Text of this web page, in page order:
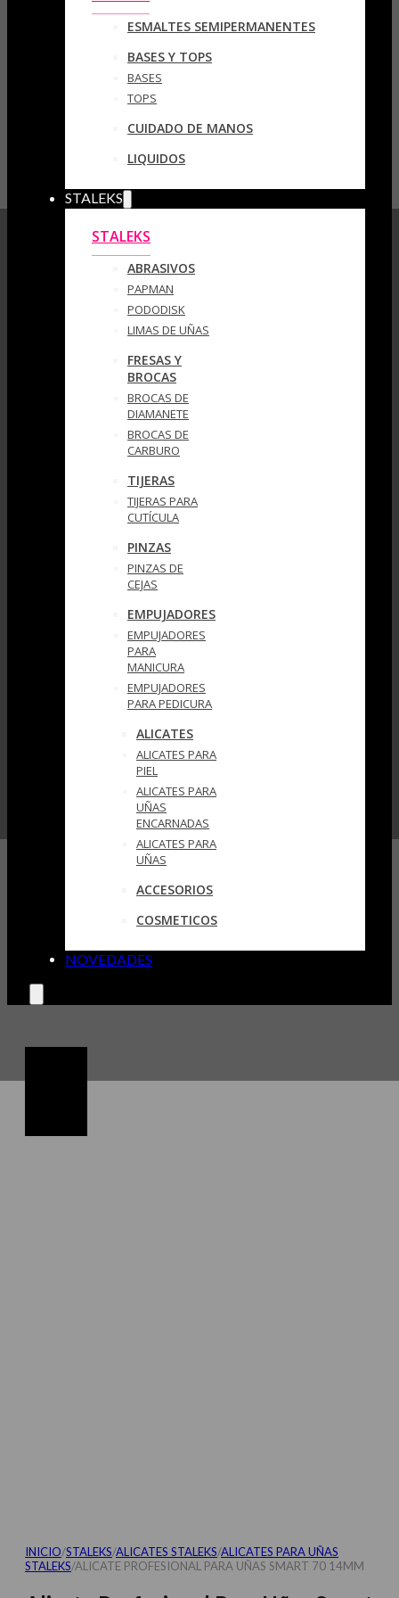
ESMALTES SEMIPERMANENTES
BASES Y TOPS
BASES
TOPS
CUIDADO DE MANOS
LIQUIDOS
STALEKS
STALEKS
ABRASIVOS
PAPMAN
PODODISK
LIMAS DE UÑAS
FRESAS Y
BROCAS
BROCAS DE
DIAMANETE
BROCAS DE
CARBURO
TIJERAS
TIJERAS PARA
CUTÍCULA
PINZAS
PINZAS DE
CEJAS
EMPUJADORES
EMPUJADORES
PARA
MANICURA
EMPUJADORES
PARA PEDICURA
ALICATES
ALICATES PARA
PIEL
ALICATES PARA
UÑAS
ENCARNADAS
ALICATES PARA
UÑAS
ACCESORIOS
COSMETICOS
NOVEDADES
INICIO/STALEKS/ALICATES STALEKS/ALICATES PARA UÑAS
STALEKS/ALICATE PROFESIONAL PARA UÑAS SMART 70 14MM